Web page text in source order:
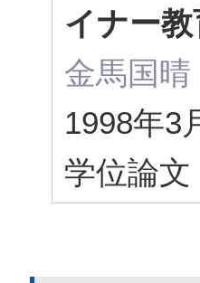
イナー
金馬国晴
1998年3
学位論